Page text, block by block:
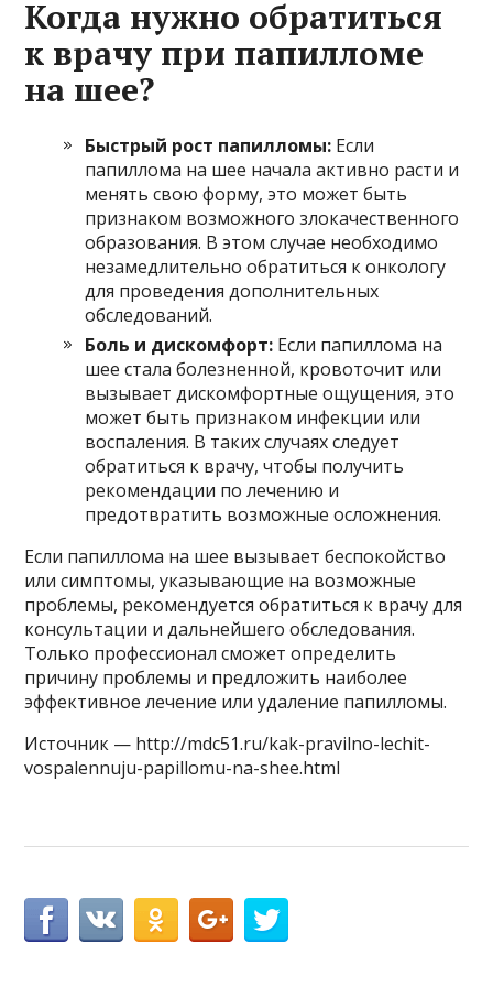
Когда нужно обратиться
к врачу при папилломе
на шее?
Быстрый рост папилломы: Если
папиллома на шее начала активно расти и
менять свою форму, это может быть
признаком возможного злокачественного
образования. В этом случае необходимо
незамедлительно обратиться к онкологу
для проведения дополнительных
обследований.
Боль и дискомфорт: Если папиллома на
шее стала болезненной, кровоточит или
вызывает дискомфортные ощущения, это
может быть признаком инфекции или
воспаления. В таких случаях следует
обратиться к врачу, чтобы получить
рекомендации по лечению и
предотвратить возможные осложнения.
Если папиллома на шее вызывает беспокойство
или симптомы, указывающие на возможные
проблемы, рекомендуется обратиться к врачу для
консультации и дальнейшего обследования.
Только профессионал сможет определить
причину проблемы и предложить наиболее
эффективное лечение или удаление папилломы.
Источник — http://mdc51.ru/kak-pravilno-lechit-
vospalennuju-papillomu-na-shee.html